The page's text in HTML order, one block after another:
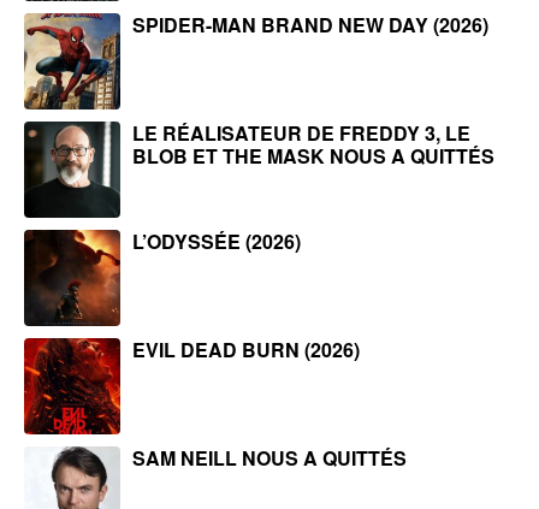
SPIDER-MAN BRAND NEW DAY (2026)
LE RÉALISATEUR DE FREDDY 3, LE
BLOB ET THE MASK NOUS A QUITTÉS
L’ODYSSÉE (2026)
EVIL DEAD BURN (2026)
SAM NEILL NOUS A QUITTÉS